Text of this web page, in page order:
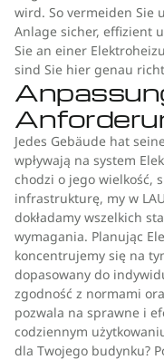
wird. So vermeiden Sie
Anlage sicher, effizient
Sie an einer
sind Sie hier genau
Jedes Gebäude hat
wpływają na system
chodzi o jego wielkość,
infrastrukturę, my w
dokładamy wszelkich
wymagania. Planując
koncentrujemy się na
dopasowany do
zgodność z normami
pozwala na sprawne i
codziennym
dla Twojego budynku?